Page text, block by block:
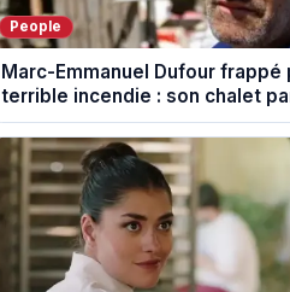
People
Marc-Emmanuel Dufour frappé
terrible incendie : son chalet
fumée